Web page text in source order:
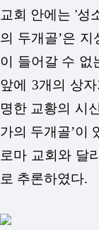
교회 안에는 '성
의 두개골’은
이 들어갈 수 없
앞에 3개의 상
명한 교황의 시
가의 두개골’이
로마 교회와 달
로 추론하였다.